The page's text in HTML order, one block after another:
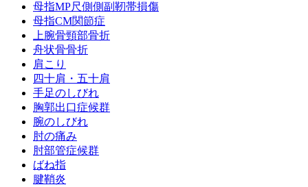
母指MP尺側側副靭帯損傷
母指CM関節症
上腕骨頸部骨折
舟状骨骨折
肩こり
四十肩・五十肩
手足のしびれ
胸郭出口症候群
腕のしびれ
肘の痛み
肘部管症候群
ばね指
腱鞘炎